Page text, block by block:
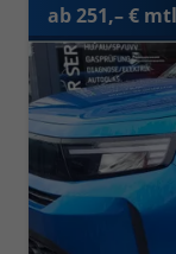
ab 251,– €